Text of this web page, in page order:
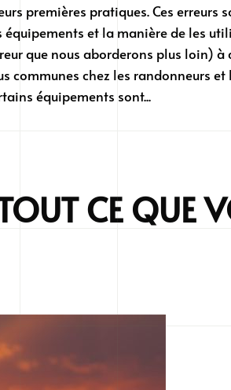
premières pratiques. Ces erreurs
et la manière de les
que nous aborderons plus loin) à
communes chez les randonneurs et
équipements sont...
CE QUE